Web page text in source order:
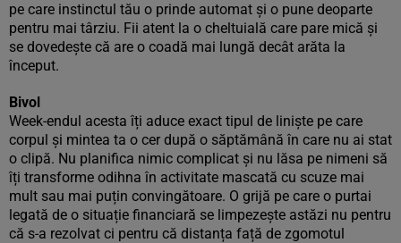
pe care instinctul tău o prinde automat și o pune deoparte
pentru mai târziu. Fii atent la o cheltuială care pare mică și
se dovedește că are o coadă mai lungă decât arăta la
început.
Bivol
Week-endul acesta îți aduce exact tipul de liniște pe care
corpul și mintea ta o cer după o săptămână în care nu ai stat
o clipă. Nu planifica nimic complicat și nu lăsa pe nimeni să
îți transforme odihna în activitate mascată cu scuze mai
mult sau mai puțin convingătoare. O grijă pe care o purtai
legată de o situație financiară se limpezește astăzi nu pentru
că s-a rezolvat ci pentru că distanța față de zgomotul